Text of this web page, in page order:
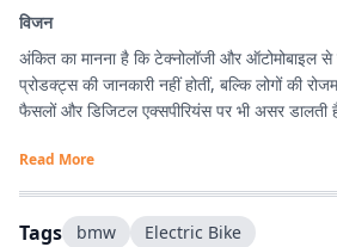
विजन
अंकित का मानना है कि टेक्नोलॉजी और ऑटोमोबाइल
प्रोडक्ट्स की जानकारी नहीं होतीं, बल्कि लोगों की
फैसलों और डिजिटल एक्सपीरियंस पर भी असर डालती
Read More
Tags bmw Electric Bike